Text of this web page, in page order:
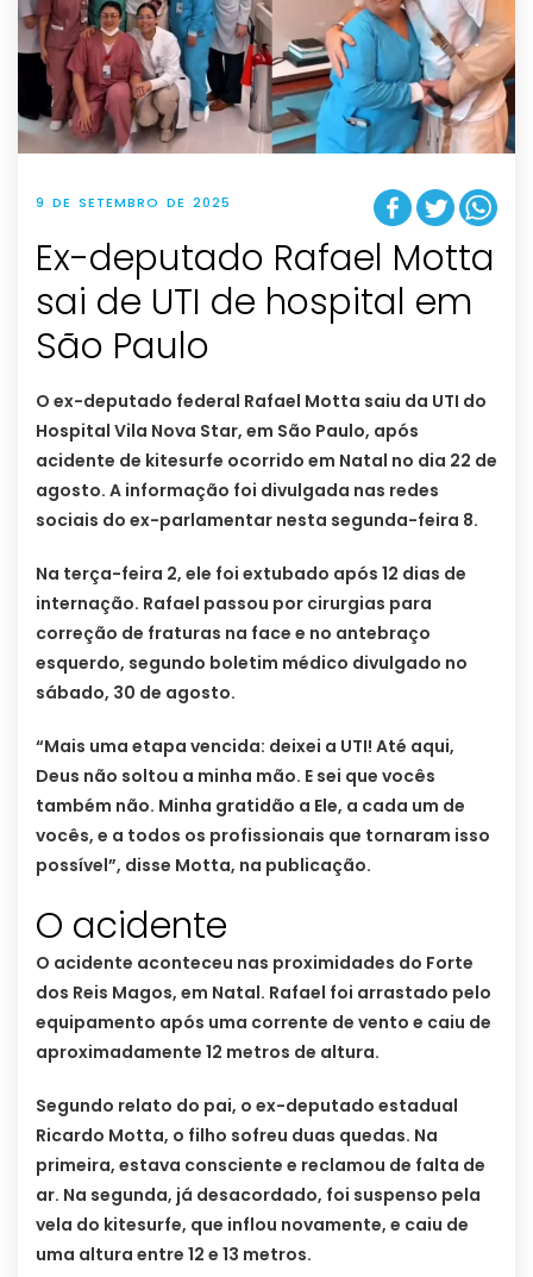
9 DE SETEMBRO DE 2025
Ex-deputado Rafael Motta
sai de UTI de hospital em
São Paulo
O ex-deputado federal Rafael Motta saiu da UTI do
Hospital Vila Nova Star, em São Paulo, após
acidente de kitesurfe ocorrido em Natal no dia 22 de
agosto. A informação foi divulgada nas redes
sociais do ex-parlamentar nesta segunda-feira 8.
Na terça-feira 2, ele foi extubado após 12 dias de
internação. Rafael passou por cirurgias para
correção de fraturas na face e no antebraço
esquerdo, segundo boletim médico divulgado no
sábado, 30 de agosto.
“Mais uma etapa vencida: deixei a UTI! Até aqui,
Deus não soltou a minha mão. E sei que vocês
também não. Minha gratidão a Ele, a cada um de
vocês, e a todos os profissionais que tornaram isso
possível”, disse Motta, na publicação.
O acidente
O acidente aconteceu nas proximidades do Forte
dos Reis Magos, em Natal. Rafael foi arrastado pelo
equipamento após uma corrente de vento e caiu de
aproximadamente 12 metros de altura.
Segundo relato do pai, o ex-deputado estadual
Ricardo Motta, o filho sofreu duas quedas. Na
primeira, estava consciente e reclamou de falta de
ar. Na segunda, já desacordado, foi suspenso pela
vela do kitesurfe, que inflou novamente, e caiu de
uma altura entre 12 e 13 metros.